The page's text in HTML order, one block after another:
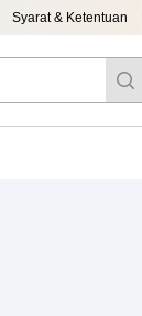
Syarat & Ketentuan